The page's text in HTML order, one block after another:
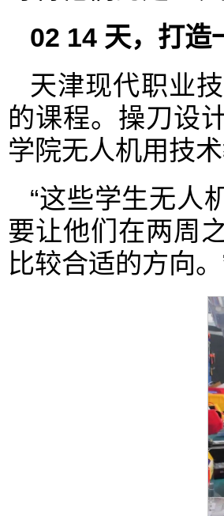
02 14 天，打造
天津现代职业
的课程。操刀设
学院无人机用技
“这些学生无人
要让他们在两周
比较合适的方向。